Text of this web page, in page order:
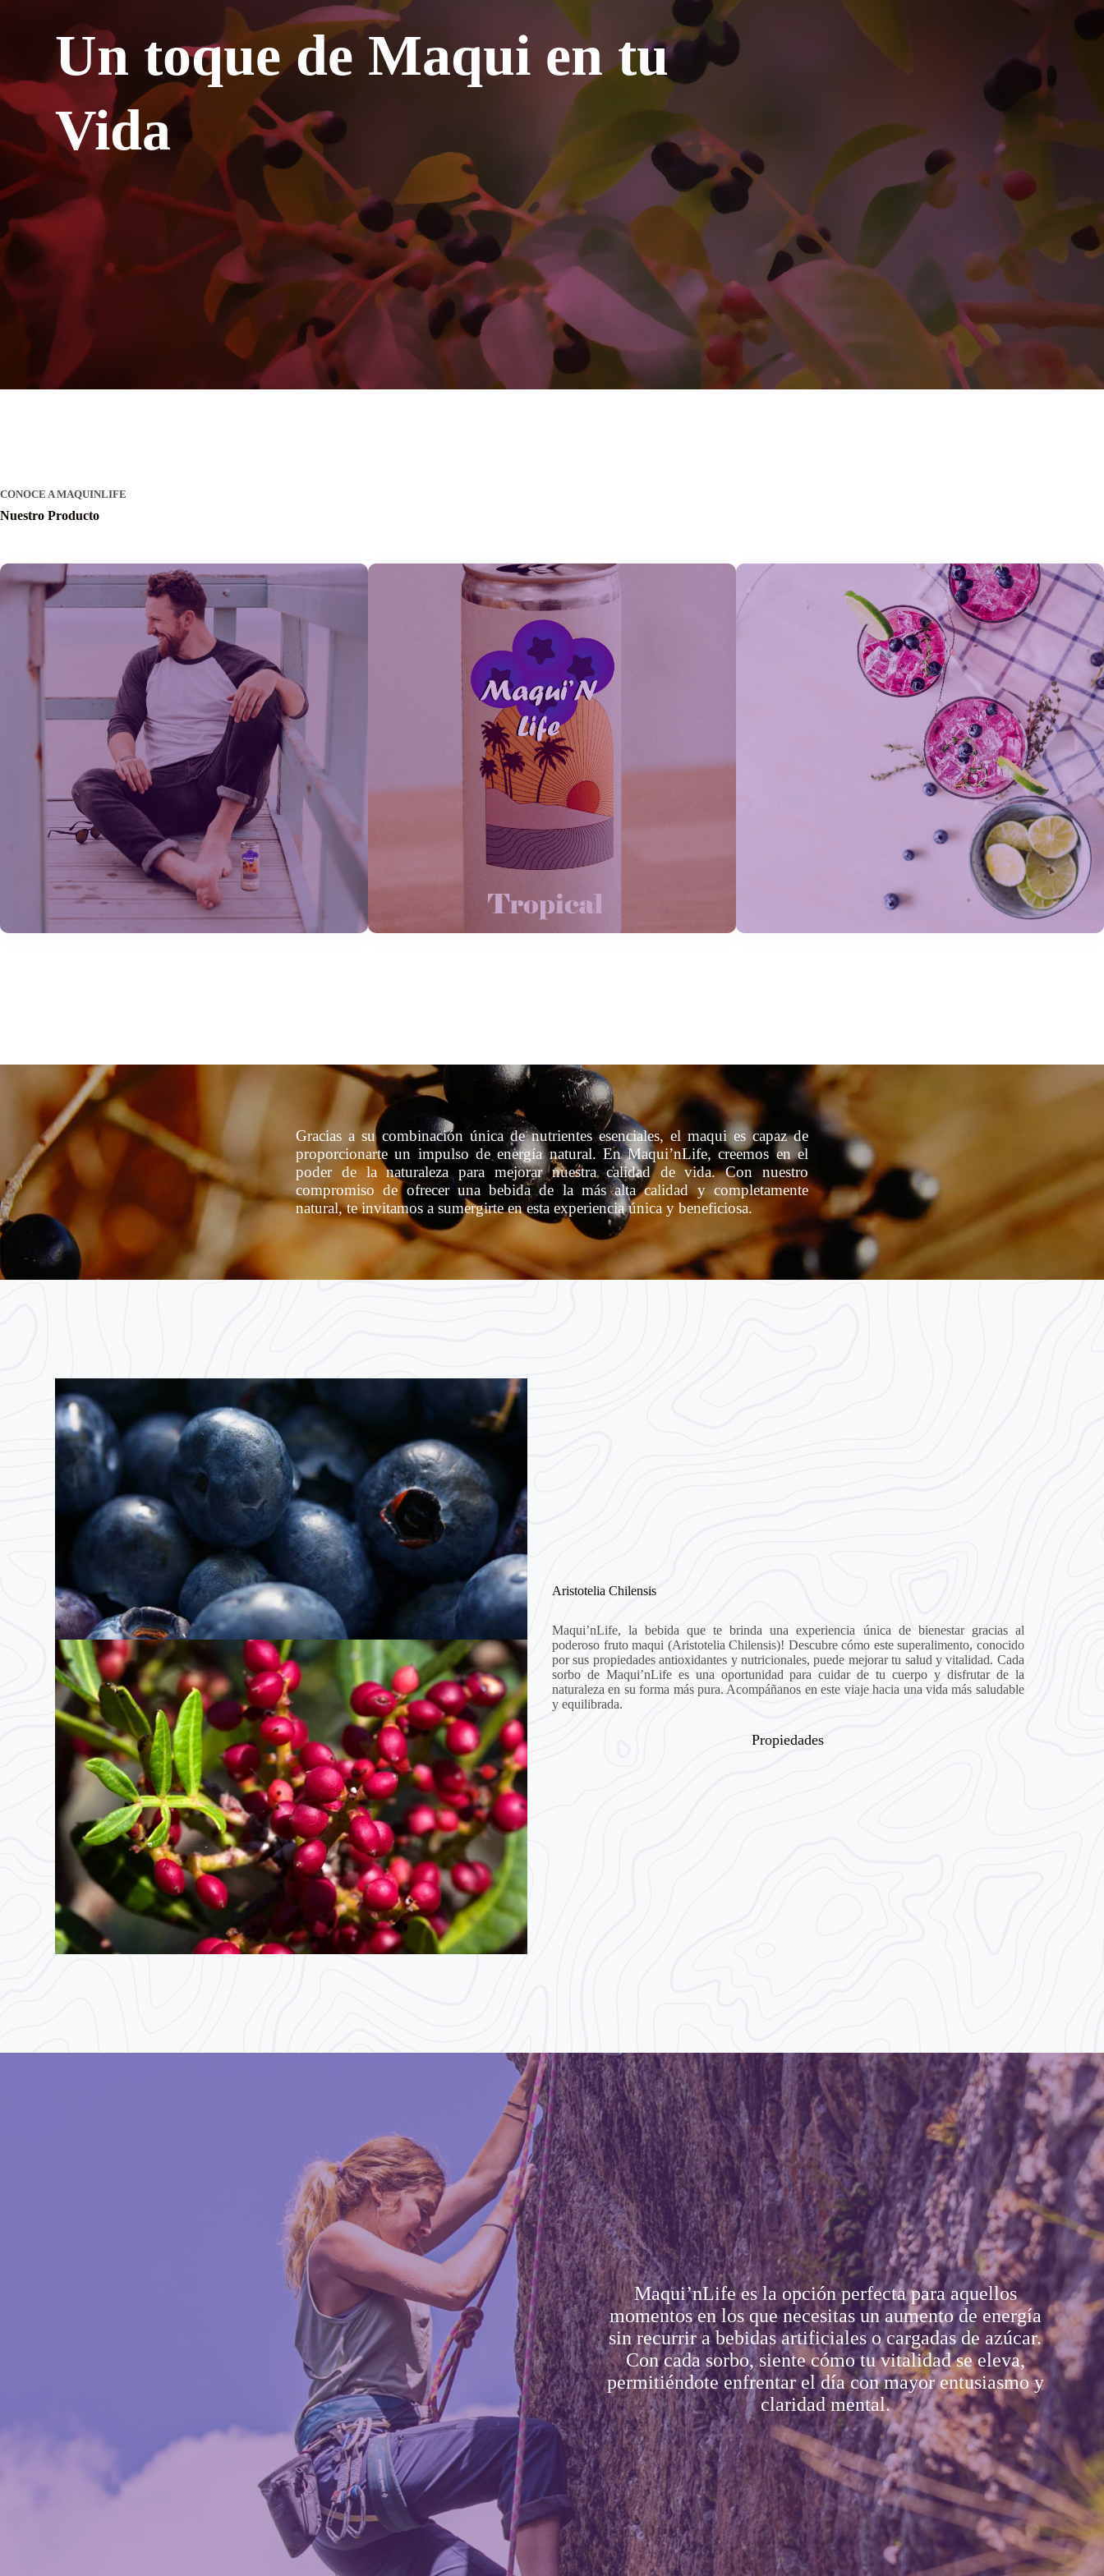
Un toque de Maqui en tu
Vida
CONOCE A MAQUINLIFE
Nuestro Producto
Gracias a su combinación única de nutrientes esenciales, el maqui es capaz de
proporcionarte un impulso de energía natural. En Maqui’nLife, creemos en el
poder de la naturaleza para mejorar nuestra calidad de vida. Con nuestro
compromiso de ofrecer una bebida de la más alta calidad y completamente
natural, te invitamos a sumergirte en esta experiencia única y beneficiosa.
Aristotelia Chilensis
Maqui’nLife, la bebida que te brinda una experiencia única de bienestar gracias al
poderoso fruto maqui (Aristotelia Chilensis)! Descubre cómo este superalimento, conocido
por sus propiedades antioxidantes y nutricionales, puede mejorar tu salud y vitalidad. Cada
sorbo de Maqui’nLife es una oportunidad para cuidar de tu cuerpo y disfrutar de la
naturaleza en su forma más pura. Acompáñanos en este viaje hacia una vida más saludable
y equilibrada.
Propiedades
Maqui’nLife es la opción perfecta para aquellos
momentos en los que necesitas un aumento de energía
sin recurrir a bebidas artificiales o cargadas de azúcar.
Con cada sorbo, siente cómo tu vitalidad se eleva,
permitiéndote enfrentar el día con mayor entusiasmo y
claridad mental.